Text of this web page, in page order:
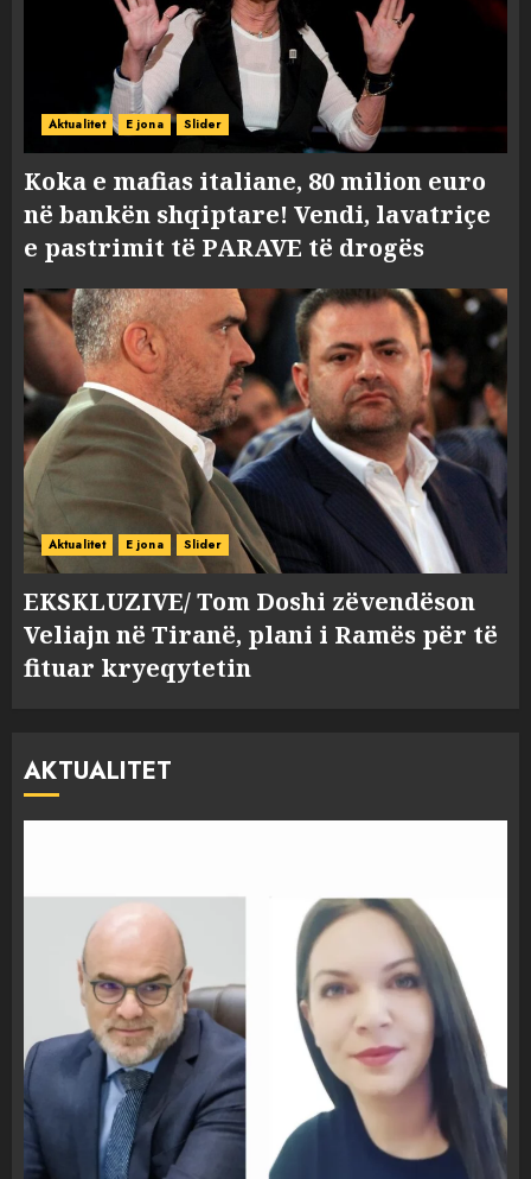
Aktualitet E jona Slider
Koka e mafias italiane, 80 milion euro
në bankën shqiptare! Vendi, lavatriçe
e pastrimit të PARAVE të drogës
Aktualitet E jona Slider
EKSKLUZIVE/ Tom Doshi zëvendëson
Veliajn në Tiranë, plani i Ramës për të
fituar kryeqytetin
AKTUALITET